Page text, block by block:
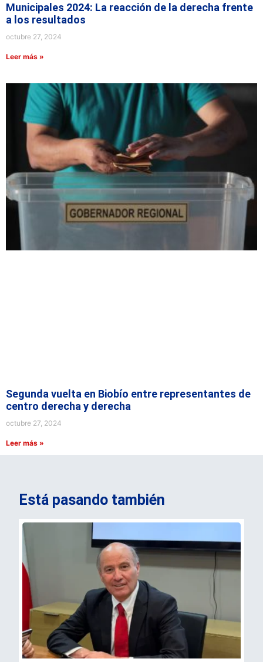
Municipales 2024: La reacción de la derecha frente
a los resultados
octubre 27, 2024
Leer más »
Segunda vuelta en Biobío entre representantes de
centro derecha y derecha
octubre 27, 2024
Leer más »
Está pasando también